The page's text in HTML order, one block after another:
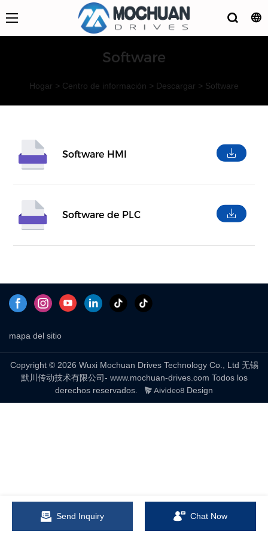
Software
Hogar > Centro de información > Descargar > Software
Software HMI
Software de PLC
mapa del sitio
Copyright © 2026 Wuxi Mochuan Drives Technology Co., Ltd 无锡
默川传动技术有限公司- www.mochuan-drives.com Todos los
derechos reservados.
Design
Send Inquiry Chat Now